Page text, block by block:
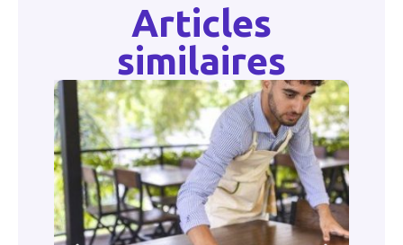
Articles
similaires